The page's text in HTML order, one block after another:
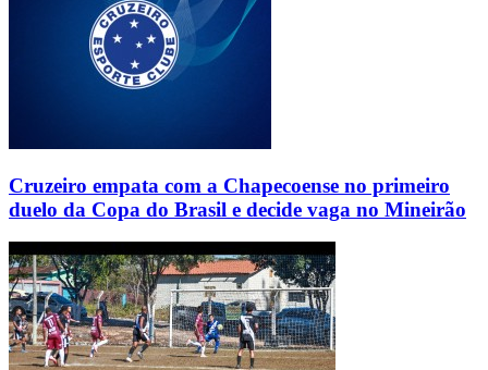
Cruzeiro empata com a Chapecoense no primeiro
duelo da Copa do Brasil e decide vaga no Mineirão